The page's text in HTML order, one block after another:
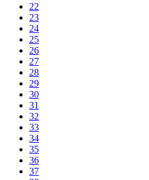
22
23
24
25
26
27
28
29
30
31
32
33
34
35
36
37